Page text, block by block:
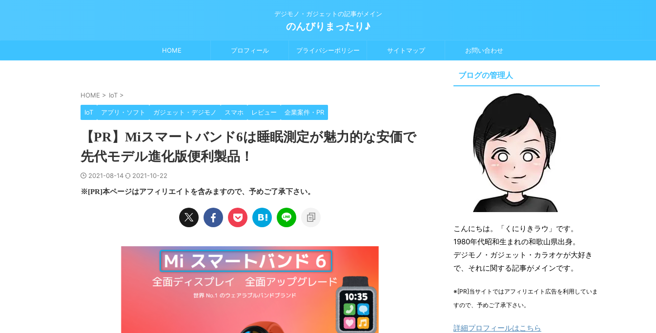
デジモノ・ガジェットの記事がメイン
のんびりまったり♪
HOME プロフィール プライバシーポリシー サイトマップ お問い合わせ
HOME > IoT >
IoT アプリ・ソフト ガジェット・デジモノ スマホ レビュー 企業案件・PR
【PR】Miスマートバンド6は睡眠測定が魅力的な安価で
先代モデル進化版便利製品！
2021-08-14 2021-10-22
※[PR]本ページはアフィリエイトを含みますので、予めご了承下さい。
ブログの管理人
こんにちは。「くにりきラウ」です。
1980年代昭和生まれの和歌山県出身。
デジモノ・ガジェット・カラオケが大好き
で、それに関する記事がメインです。
※[PR]当サイトではアフィリエイト広告を利用していま
すので、予めご了承下さい。
詳細プロフィールはこちら